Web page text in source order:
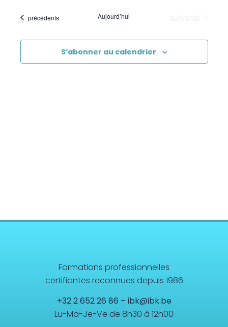
Évènements
précédents Aujourd’hui
S’abonner au calendrier
Formations professionnelles
certifiantes reconnues depuis 1986
+32 2 652 26 86 – ibk@ibk.be
Lu-Ma-Je-Ve de 8h30 à 12h00